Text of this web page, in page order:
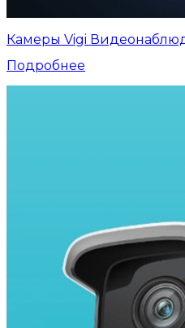
Камеры Vigi
Подробнее